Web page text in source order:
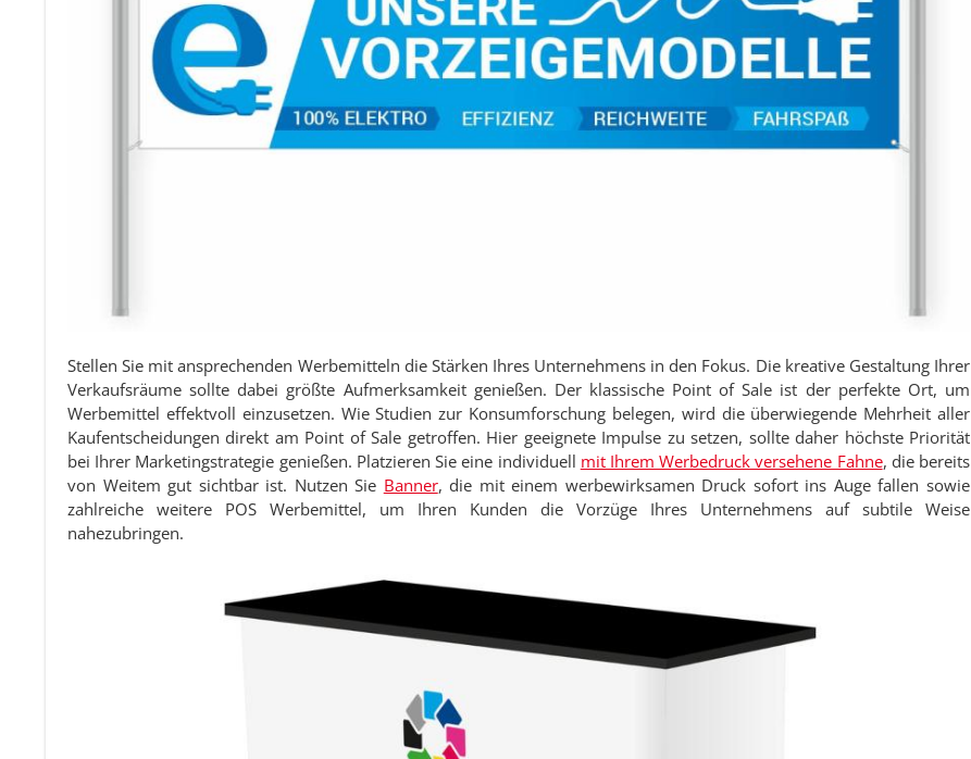
Stellen Sie mit ansprechenden Werbemitteln die Stärken Ihres Unternehmens in den Fokus. Die kreative Gestaltung Ihrer
Verkaufsräume sollte dabei größte Aufmerksamkeit genießen. Der klassische Point of Sale ist der perfekte Ort, um
Werbemittel effektvoll einzusetzen. Wie Studien zur Konsumforschung belegen, wird die überwiegende Mehrheit aller
Kaufentscheidungen direkt am Point of Sale getroffen. Hier geeignete Impulse zu setzen, sollte daher höchste Priorität
bei Ihrer Marketingstrategie genießen. Platzieren Sie eine individuell mit Ihrem Werbedruck versehene Fahne, die bereits
von Weitem gut sichtbar ist. Nutzen Sie Banner, die mit einem werbewirksamen Druck sofort ins Auge fallen sowie
zahlreiche weitere POS Werbemittel, um Ihren Kunden die Vorzüge Ihres Unternehmens auf subtile Weise
nahezubringen.